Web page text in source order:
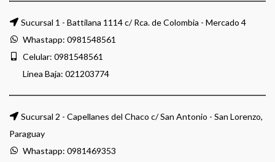
Sucursal 1 - Battilana 1114 c/ Rca. de Colombia - Mercado 4
Whastapp: 0981548561
Celular: 0981548561
Linea Baja: 021203774
Sucursal 2 - Capellanes del Chaco c/ San Antonio - San Lorenzo,
Paraguay
Whastapp: 0981469353